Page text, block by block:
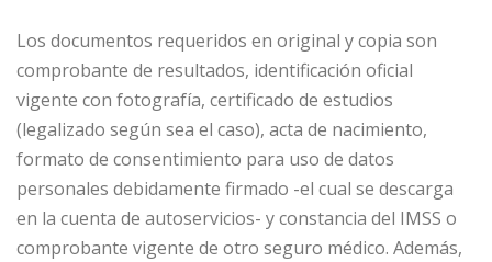
Los documentos requeridos en original y copia son
comprobante de resultados, identificación oficial
vigente con fotografía, certificado de estudios
(legalizado según sea el caso), acta de nacimiento,
formato de consentimiento para uso de datos
personales debidamente firmado -el cual se descarga
en la cuenta de autoservicios- y constancia del IMSS o
comprobante vigente de otro seguro médico. Además,